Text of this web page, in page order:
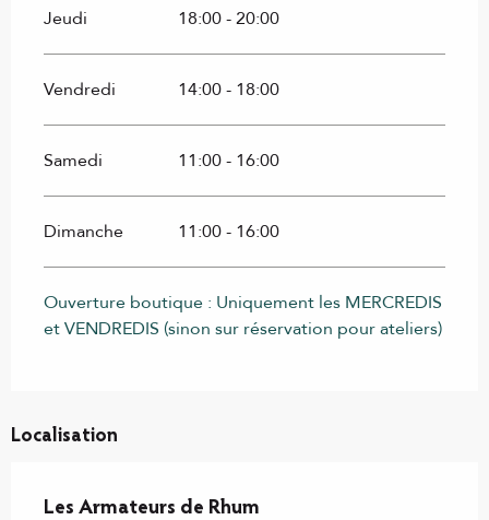
Jeudi 18:00 - 20:00
Vendredi 14:00 - 18:00
Samedi 11:00 - 16:00
Dimanche 11:00 - 16:00
Ouverture boutique : Uniquement les MERCREDIS
et VENDREDIS (sinon sur réservation pour ateliers)
Localisation
Les Armateurs de Rhum